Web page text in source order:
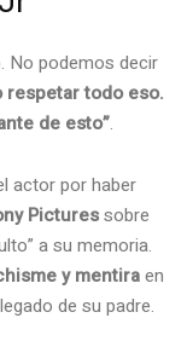
No podemos decir
respetar todo eso.
de esto”.
actor por haber
Picturessobre
a su memoria.
y mentiraen
de su padre.